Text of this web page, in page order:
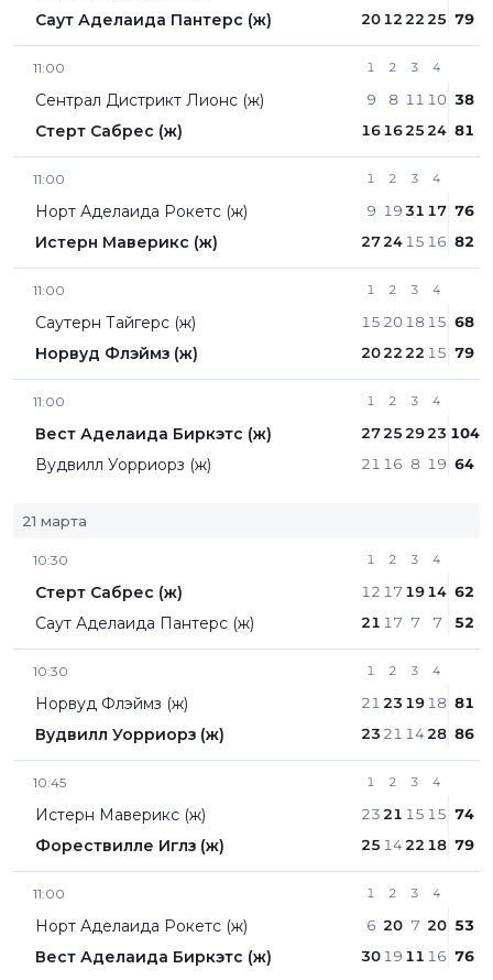
Саут Аделаида Пантерс (ж)
20 12 22 25 79
11:00
Сентрал Дистрикт Лионc (ж)
Стерт Сабрес (ж)
1
9
16
2
8
16
3
11
25
4
10
24
38
81
11:00
Норт Аделаида Рокетс (ж)
Истерн Маверикс (ж)
1
9
27
2
19
24
3
31
15
4
17
16
76
82
11:00
Саутерн Тайгерс (ж)
Норвуд Флэймз (ж)
1
15
20
2
20
22
3
18
22
4
15
15
68
79
11:00
Вест Аделаида Биркэтс (ж)
Вудвилл Уорриорз (ж)
1
27
21
2
25
16
3
29
8
4
23
19
104
64
21 марта
10:30
Стерт Сабрес (ж)
Саут Аделаида Пантерс (ж)
1
12
21
2
17
17
3
19
7
4
14
7
62
52
10:30
Норвуд Флэймз (ж)
Вудвилл Уорриорз (ж)
1
21
23
2
23
21
3
19
14
4
18
28
81
86
10:45
Истерн Маверикс (ж)
Форествилле Иглз (ж)
1
23
25
2
21
14
3
15
22
4
15
18
74
79
11:00
Норт Аделаида Рокетс (ж)
Вест Аделаида Биркэтс (ж)
1
6
30
2
20
19
3
7
11
4
20
16
53
76